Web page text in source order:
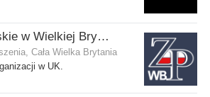
Zjednoczenie Polskie w Wielkiej Brytanii
Cała Wielka Brytania
w UK.